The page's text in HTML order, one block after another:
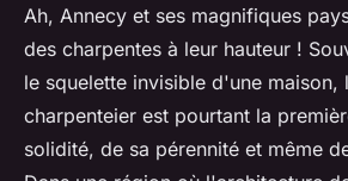
Charpentier à
construisez avec
locaux
Zélie•12 décembre 2025•8 min de
Ah, Annecy et ses magnifiques
des charpentes à leur hauteur !
le squelette invisible d'une maison,
charpenteier est pourtant la
solidité, de sa pérennité et même